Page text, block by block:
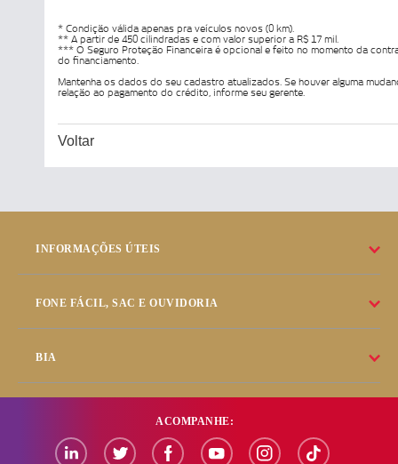
* Condição válida apenas pra veículos novos (0 km).
** A partir de 450 cilindradas e com valor superior a R$ 17 mil.
*** O Seguro Proteção Financeira é opcional e feito no momento da
do financiamento.
Mantenha os dados do seu cadastro atualizados. Se houver alguma
relação ao pagamento do crédito, informe seu gerente.
Voltar
INFORMAÇÕES ÚTEIS
FONE FÁCIL, SAC E OUVIDORIA
BIA
ACOMPANHE: